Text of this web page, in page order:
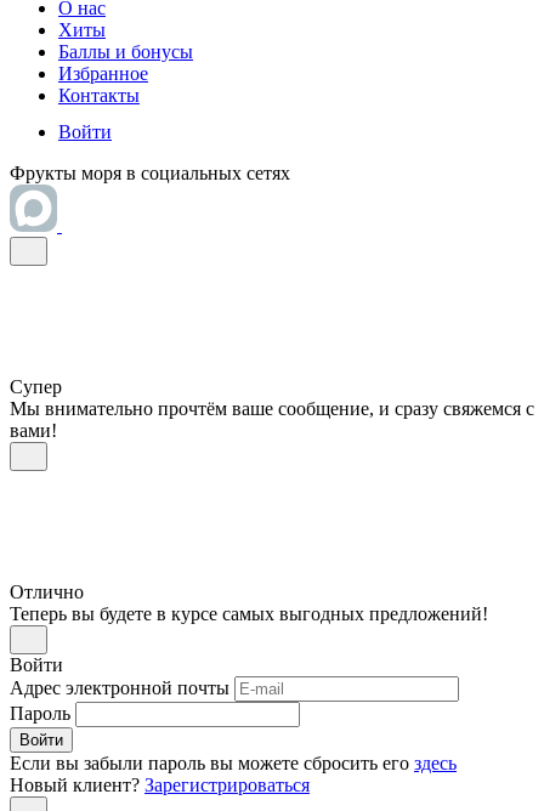
О нас
Хиты
Баллы и бонусы
Избранное
Контакты
Войти
Фрукты моря в социальных сетях
Супер
Мы внимательно прочтём ваше сообщение, и сразу свяжемся с
вами!
Отлично
Теперь вы будете в курсе самых выгодных предложений!
Войти
Адрес электронной почты
Пароль
Войти
Если вы забыли пароль вы можете сбросить его здесь
Новый клиент? Зарегистрироваться